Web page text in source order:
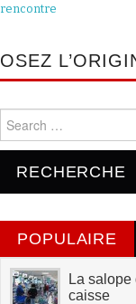
rencontre
OSEZ
Search for:
POPULAIRE
La salope
caisse